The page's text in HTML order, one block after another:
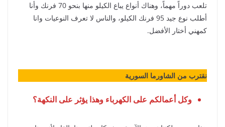
تلعب دوراً مهماً، وهناك أنواع يباع الكيلو منها بنحو 70 فرنك وأنا
أطلب نوع جيد 95 فرنك الكيلو، والناس لا تعرف النوعيات وانا
كمهني أختار الأفضل.
نقترب من الشاورما السورية
وكل أعمالكم على الكهرباء وهذا يؤثر على النكهة؟